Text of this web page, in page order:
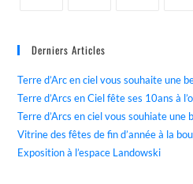
Derniers Articles
Terre d’Arc en ciel vous souhaite une
Terre d’Arcs en Ciel fête ses 10ans à
Terre d’Arcs en ciel vous souhiate une
Vitrine des fêtes de fin d’année à la
Exposition à l’espace Landowski